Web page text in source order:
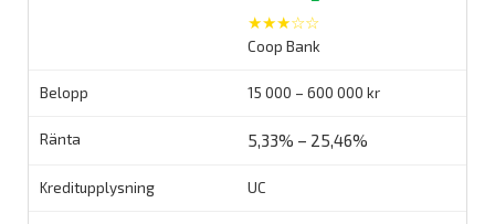
★★★☆☆
Coop Bank
15 000 – 600 000 kr
5,33% – 25,46%
UC